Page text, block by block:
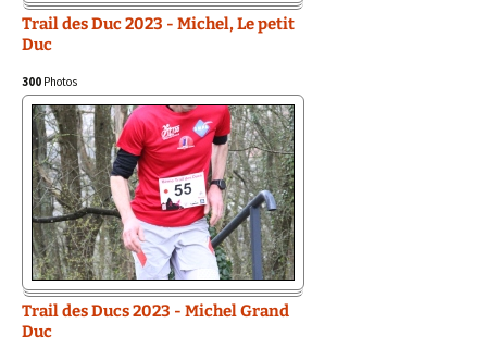
Trail des Duc 2023 - Michel, Le petit
Duc
300 Photos
Trail des Ducs 2023 - Michel Grand
Duc